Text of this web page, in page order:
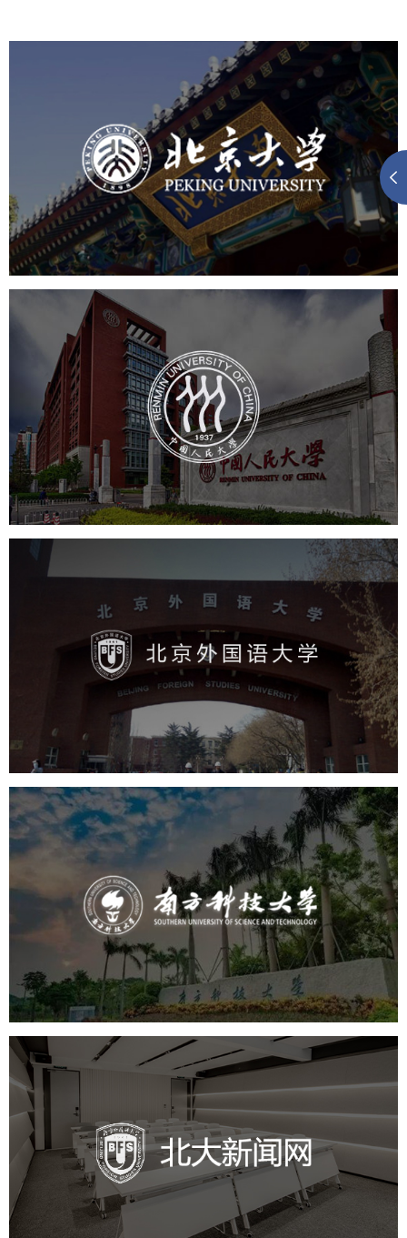
北京大学
培训教育 高校 大学网站建设
高校网站建设
学校网站建设
教育网站建设
中国人民大学
培训教育 高校 大学网站建设
高校网站建设
学校网站建设
教育网站建设
北京外国语大学
高校 学校网站建设
教育网站建设
大学网站建设
高校网站建设
南方科技大学
高校 大学网站建设
高校网站建设
学校网站建设
教育网站建设
北外新闻网
培训教育 品牌官网 高校
学校网站建设
教育网站建设